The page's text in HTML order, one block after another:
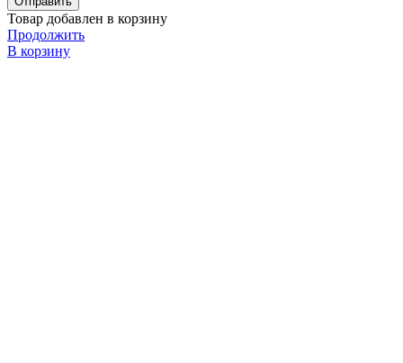
Товар добавлен в корзину
Продолжить
В корзину